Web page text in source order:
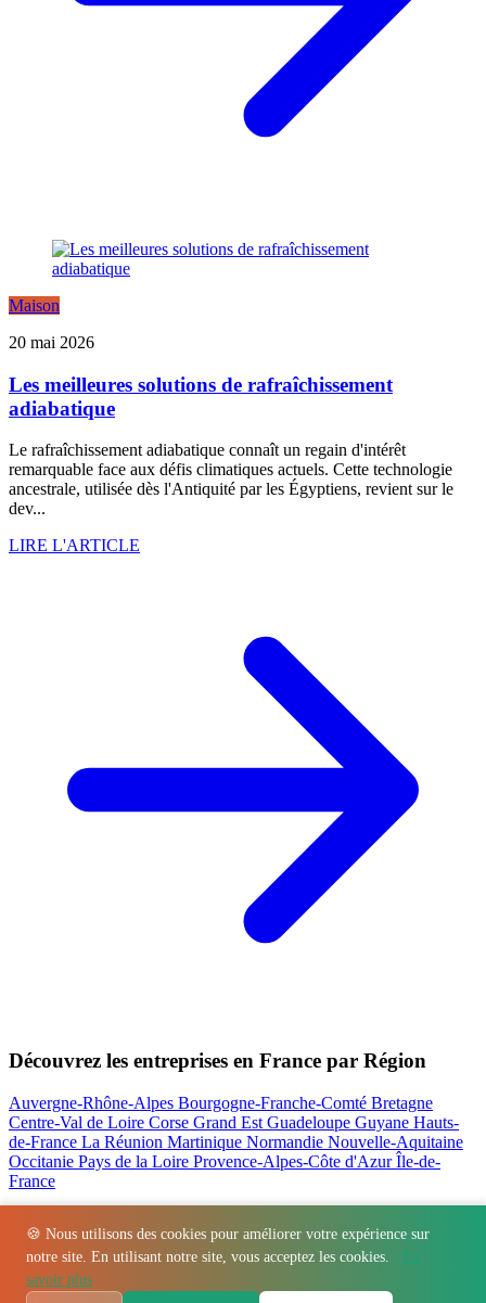
🍪 Nous utilisons des cookies pour améliorer votre expérience sur
notre site. En utilisant notre site, vous acceptez les cookies.
En
savoir plus
Maison
20 mai 2026
Les meilleures solutions de rafraîchissement
adiabatique
Le rafraîchissement adiabatique connaît un regain d'intérêt
remarquable face aux défis climatiques actuels. Cette technologie
ancestrale, utilisée dès l'Antiquité par les Égyptiens, revient sur le
dev...
LIRE L'ARTICLE
Découvrez les entreprises en France par Région
Auvergne-Rhône-Alpes Bourgogne-Franche-Comté Bretagne
Centre-Val de Loire Corse Grand Est Guadeloupe Guyane Hauts-
de-France La Réunion Martinique Normandie Nouvelle-Aquitaine
Occitanie Pays de la Loire Provence-Alpes-Côte d'AzurÎle-de-
France
Nos actualités les plus consultées
Régions - Départements - Villes - Entreprises - Marques Contact
Espace presse